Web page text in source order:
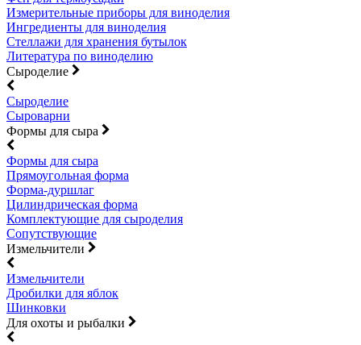
Измерительные приборы для виноделия
Ингредиенты для виноделия
Стеллажи для хранения бутылок
Литература по виноделию
Сыроделие
Сыроделие
Сыроварни
Формы для сыра
Формы для сыра
Прямоугольная форма
Форма-дуршлаг
Цилиндрическая форма
Комплектующие для сыроделия
Сопутствующие
Измельчители
Измельчители
Дробилки для яблок
Шинковки
Для охоты и рыбалки